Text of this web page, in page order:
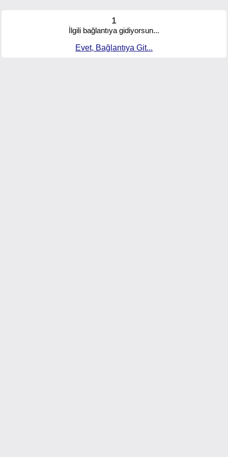
1
İlgili bağlantıya gidiyorsun...
Evet, Bağlantıya Git...